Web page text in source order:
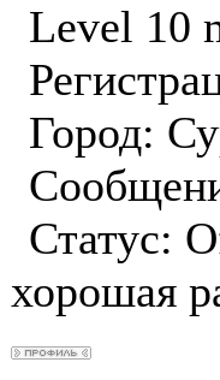
Level 10
Город:
Статус:
хорошая